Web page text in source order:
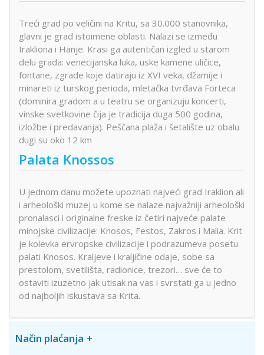
Treći grad po veličini na Kritu, sa 30.000 stanovnika,
glavni je grad istoimene oblasti. Nalazi se između
Irakliona i Hanje. Krasi ga autentičan izgled u starom
delu grada: venecijanska luka, uske kamene uličice,
fontane, zgrade koje datiraju iz XVI veka, džamije i
minareti iz turskog perioda, mletačka tvrđava Forteca
(dominira gradom a u teatru se organizuju koncerti,
vinske svetkovine čija je tradicija duga 500 godina,
izložbe i predavanja). Peščana plaža i šetalište uz obalu
dugi su oko 12 km
Palata Knossos
U jednom danu možete upoznati najveći grad Iraklion ali
i arheološki muzej u kome se nalaze najvažniji arheološki
pronalasci i originalne freske iz četiri najveće palate
minojske civilizacije: Knosos, Festos, Zakros i Malia. Krit
je kolevka ervropske civilizacije i podrazumeva posetu
palati Knosos. Kraljeve i kraljičine odaje, sobe sa
prestolom, svetilišta, radionice, trezori… sve će to
ostaviti izuzetno jak utisak na vas i svrstati ga u jedno
od najboljih iskustava sa Krita.
Način plaćanja